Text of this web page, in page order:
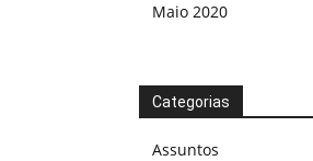
Maio 2020
Categorias
Assuntos